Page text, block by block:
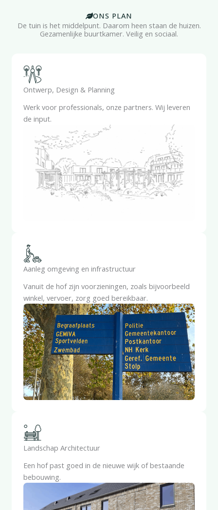
ONS PLAN
De tuin is het middelpunt. Daarom heen staan de huizen.
Gezamenlijke buurtkamer. Veilig en sociaal.
Ontwerp, Design & Planning
Werk voor professionals, onze partners. Wij leveren
de input.
Aanleg omgeving en infrastructuur
Vanuit de hof zijn voorzieningen, zoals bijvoorbeeld
winkel, vervoer, zorg goed bereikbaar.
Landschap Architectuur
Een hof past goed in de nieuwe wijk of bestaande
bebouwing.